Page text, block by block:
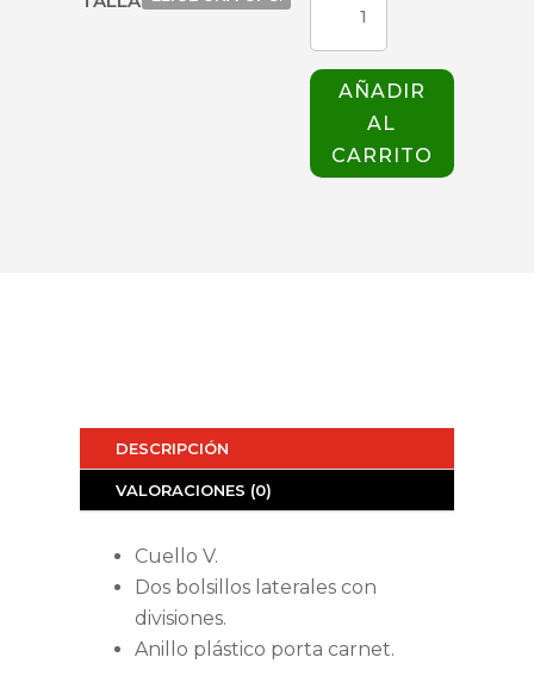
WONDER
6255
MUJER
HUNTAÑADIR
AL
CARRITO
DESCRIPCIÓN
VALORACIONES (0)
Cuello V.
Dos bolsillos laterales con
divisiones.
Anillo plástico porta carnet.